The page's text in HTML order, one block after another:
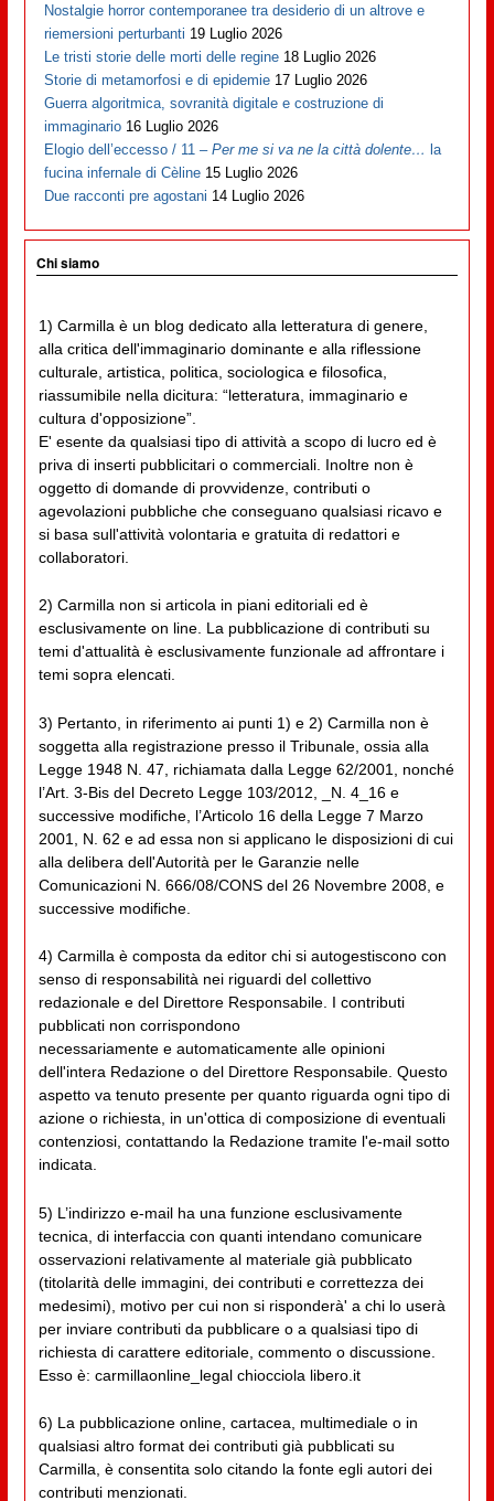
Nostalgie horror contemporanee tra desiderio di un altrove e
riemersioni perturbanti 19 Luglio 2026
Le tristi storie delle morti delle regine 18 Luglio 2026
Storie di metamorfosi e di epidemie 17 Luglio 2026
Guerra algoritmica, sovranità digitale e costruzione di
immaginario 16 Luglio 2026
Elogio dell’eccesso / 11 –Per me si va ne la città dolente… la
fucina infernale di Cèline 15 Luglio 2026
Due racconti pre agostani 14 Luglio 2026
Chi siamo
1) Carmilla è un blog dedicato alla letteratura di genere,
alla critica dell'immaginario dominante e alla riflessione
culturale, artistica, politica, sociologica e filosofica,
riassumibile nella dicitura: “letteratura, immaginario e
cultura d'opposizione”.
E' esente da qualsiasi tipo di attività a scopo di lucro ed è
priva di inserti pubblicitari o commerciali. Inoltre non è
oggetto di domande di provvidenze, contributi o
agevolazioni pubbliche che conseguano qualsiasi ricavo e
si basa sull'attività volontaria e gratuita di redattori e
collaboratori.
2) Carmilla non si articola in piani editoriali ed è
esclusivamente on line. La pubblicazione di contributi su
temi d'attualità è esclusivamente funzionale ad affrontare i
temi sopra elencati.
3) Pertanto, in riferimento ai punti 1) e 2) Carmilla non è
soggetta alla registrazione presso il Tribunale, ossia alla
Legge 1948 N. 47, richiamata dalla Legge 62/2001, nonché
l’Art. 3-Bis del Decreto Legge 103/2012, _N. 4_16 e
successive modifiche, l’Articolo 16 della Legge 7 Marzo
2001, N. 62 e ad essa non si applicano le disposizioni di cui
alla delibera dell'Autorità per le Garanzie nelle
Comunicazioni N. 666/08/CONS del 26 Novembre 2008, e
successive modifiche.
4) Carmilla è composta da editor chi si autogestiscono con
senso di responsabilità nei riguardi del collettivo
redazionale e del Direttore Responsabile. I contributi
pubblicati non corrispondono
necessariamente e automaticamente alle opinioni
dell'intera Redazione o del Direttore Responsabile. Questo
aspetto va tenuto presente per quanto riguarda ogni tipo di
azione o richiesta, in un'ottica di composizione di eventuali
contenziosi, contattando la Redazione tramite l'e-mail sotto
indicata.
5) L’indirizzo e-mail ha una funzione esclusivamente
tecnica, di interfaccia con quanti intendano comunicare
osservazioni relativamente al materiale già pubblicato
(titolarità delle immagini, dei contributi e correttezza dei
medesimi), motivo per cui non si risponderà' a chi lo userà
per inviare contributi da pubblicare o a qualsiasi tipo di
richiesta di carattere editoriale, commento o discussione.
Esso è: carmillaonline_legal chiocciola libero.it
6) La pubblicazione online, cartacea, multimediale o in
qualsiasi altro format dei contributi già pubblicati su
Carmilla, è consentita solo citando la fonte egli autori dei
contributi menzionati.